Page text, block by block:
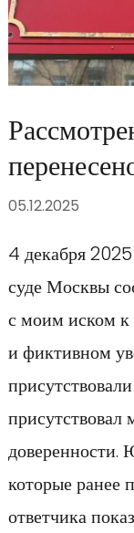
05.12.2025
4 декабря
суде Москвы
с моим иском к
и фиктивном
присутствовал
доверенности.
которые ранее
ответчика